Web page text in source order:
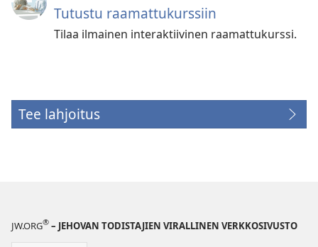
Tutustu raamattukurssiin
Tilaa ilmainen interaktiivinen raamattukurssi.
Tee lahjoitus
JW.ORG® – JEHOVAN TODISTAJIEN VIRALLINEN VERKKOSIVUSTO